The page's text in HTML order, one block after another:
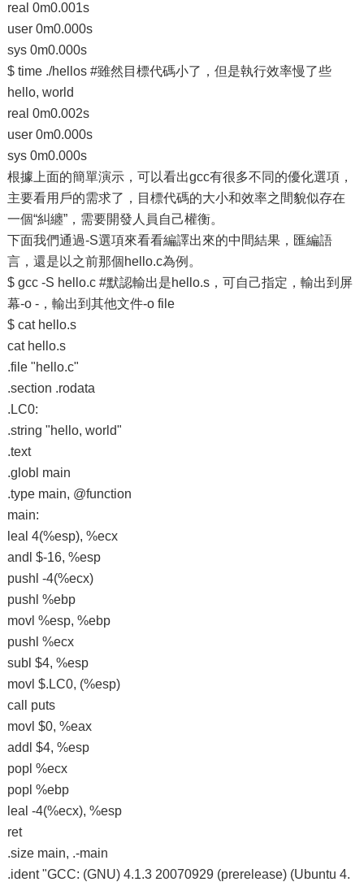
real 0m0.001s
user 0m0.000s
sys 0m0.000s
$ time ./hellos #雖然目標代碼小了，但是執行效率慢了些
hello, world
real 0m0.002s
user 0m0.000s
sys 0m0.000s
根據上面的簡單演示，可以看出gcc有很多不同的優化選項，
主要看用戶的需求了，目標代碼的大小和效率之間貌似存在
一個“糾纏”，需要開發人員自己權衡。
下面我們通過-S選項來看看編譯出來的中間結果，匯編語
言，還是以之前那個hello.c為例。
$ gcc -S hello.c #默認輸出是hello.s，可自己指定，輸出到屏
幕-o -，輸出到其他文件-o file
$ cat hello.s
cat hello.s
.file "hello.c"
.section .rodata
.LC0:
.string "hello, world"
.text
.globl main
.type main, @function
main:
leal 4(%esp), %ecx
andl $-16, %esp
pushl -4(%ecx)
pushl %ebp
movl %esp, %ebp
pushl %ecx
subl $4, %esp
movl $.LC0, (%esp)
call puts
movl $0, %eax
addl $4, %esp
popl %ecx
popl %ebp
leal -4(%ecx), %esp
ret
.size main, .-main
.ident "GCC: (GNU) 4.1.3 20070929 (prerelease) (Ubuntu 4.